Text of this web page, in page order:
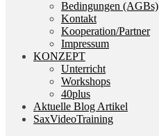
Bedingungen (AGBs)
Kontakt
Kooperation/Partner
Impressum
KONZEPT
Unterricht
Workshops
40plus
Aktuelle Blog Artikel
SaxVideoTraining